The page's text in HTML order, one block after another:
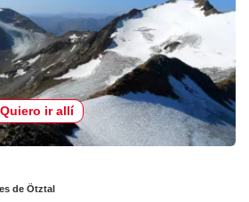
Quiero ir allí
de Ötztal